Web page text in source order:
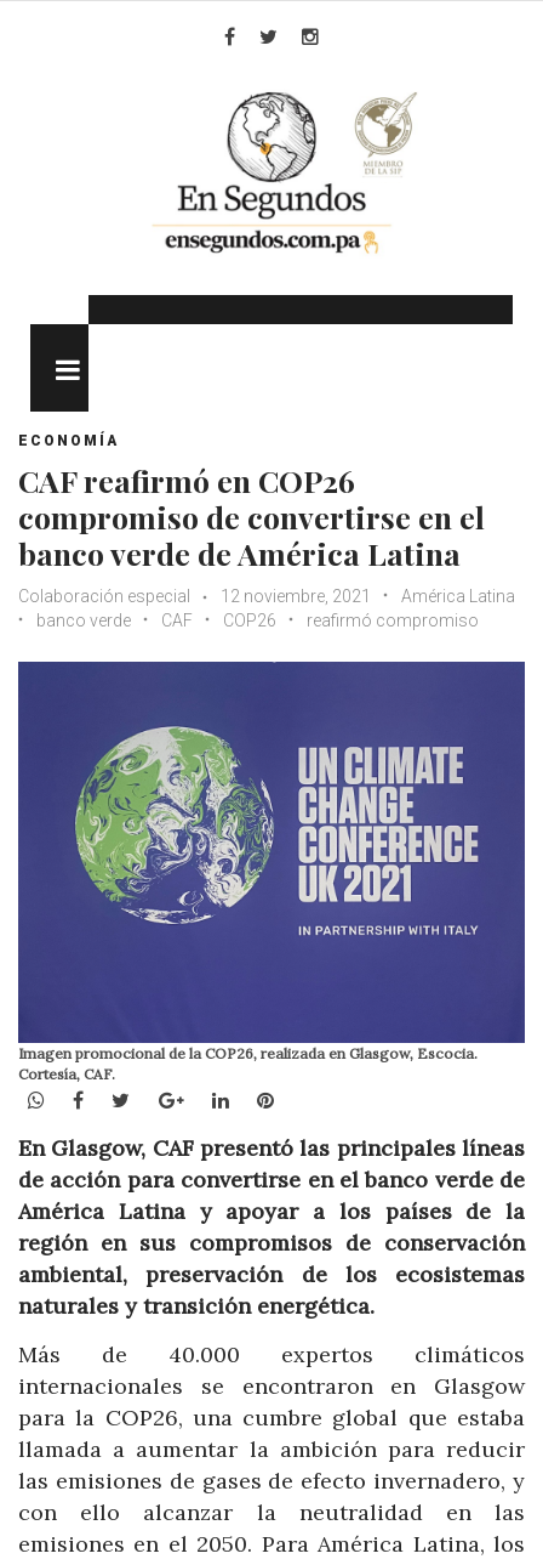
ECONOMÍA
CAF reafirmó en COP26
compromiso de convertirse en el
banco verde de América Latina
Colaboración especial 12 noviembre, 2021
América Latina
banco verde
CAF COP26 reafirmó compromiso
Imagen promocional de la COP26, realizada en Glasgow, Escocia.
Cortesía, CAF.
WhatsApp
Facebook
TwitterGoogle+LinkedInPinterest
En Glasgow, CAF presentó las principales líneas
de acción para convertirse en el banco verde de
América Latina y apoyar a los países de la
región en sus compromisos de conservación
ambiental, preservación de los ecosistemas
naturales y transición energética.
Más de 40.000 expertos climáticos
internacionales se encontraron en Glasgow
para la COP26, una cumbre global que estaba
llamada a aumentar la ambición para reducir
las emisiones de gases de efecto invernadero, y
con ello alcanzar la neutralidad en las
emisiones en el 2050. Para América Latina, los